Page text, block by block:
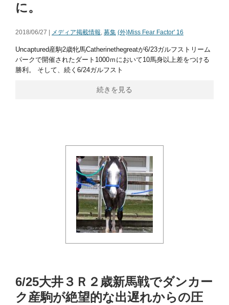
に。
2018/06/27 | メディア掲載情報, 募集 (外)Miss Fear Factor' 16
Uncaptured産駒2歳牝馬Catherinethegreatが6/23ガルフストリーム
パークで開催されたダート1000ｍにおいて10馬身以上差をつける
勝利。 そして、続く6/24ガルフスト
続きを見る
6/25大井３Ｒ２歳新馬戦でダンカー
ク産駒が絶望的な出遅れからの圧